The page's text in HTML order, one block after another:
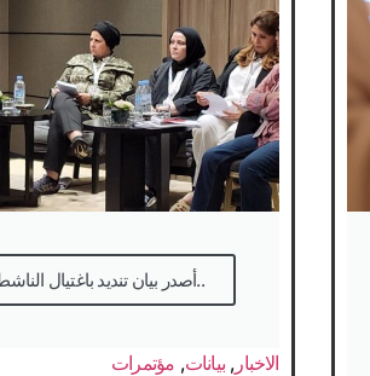
أصدر بيان تنديد باغتيال الناشطة افتهان المشهري..
الاخبار , بيانات, مؤتمرات